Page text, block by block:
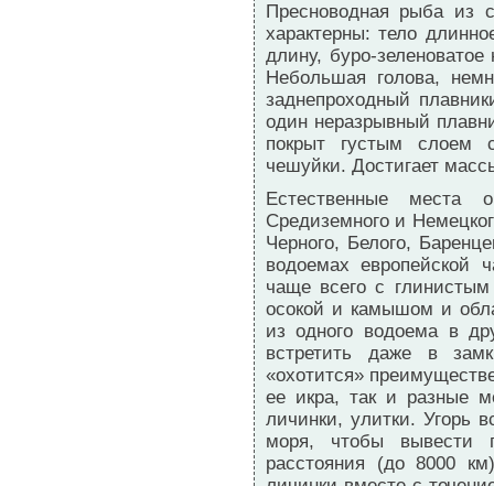
Пресноводная рыба из
характерны: тело
длину, буро-
Небольшая голова,
заднепроходный
один неразрывный
покрыт густым слоем
чешуйки. Достигает
Естественные места
Средиземного и
Черного, Белого,
водоемах европейской
чаще всего с
осокой и камышом и
из одного водоема в
встретить даже в
«охотится»
ее икра, так и разные
личинки, улитки. Угорь
моря, чтобы вывести
расстояния (до 8000